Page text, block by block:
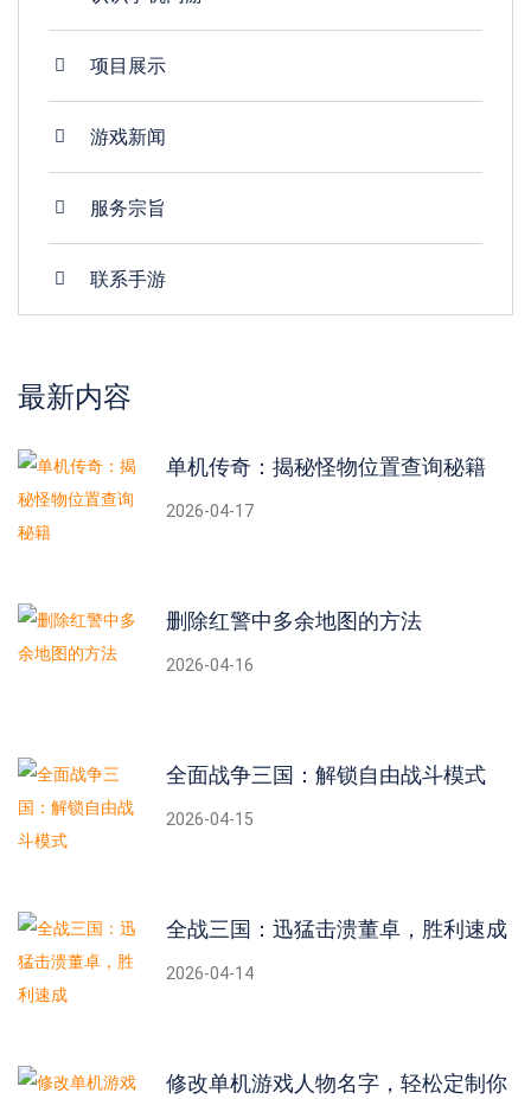
项目展示
游戏新闻
服务宗旨
联系手游
最新内容
单机传奇：揭秘怪物位置查询秘籍
2026-04-17
删除红警中多余地图的方法
2026-04-16
全面战争三国：解锁自由战斗模式
2026-04-15
全战三国：迅猛击溃董卓，胜利速成
2026-04-14
修改单机游戏人物名字，轻松定制你